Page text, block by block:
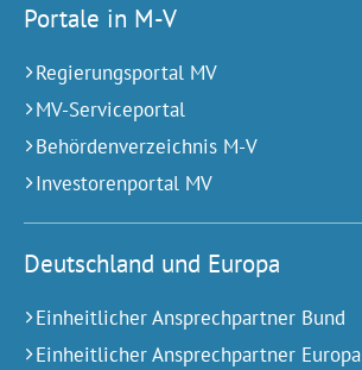
Portale in M-V
Regierungsportal MV
MV-Serviceportal
Behördenverzeichnis M-V
Investorenportal MV
Deutschland und Europa
Einheitlicher Ansprechpartner Bund
Einheitlicher Ansprechpartner Europa